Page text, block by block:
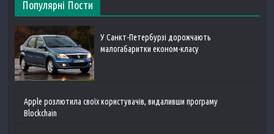
Популярні Пости
У Санкт-Петербурзі дорожчають
малогабаритки економ-класу
Apple розлютила своїх користувачів, видаливши програму
Blockchain